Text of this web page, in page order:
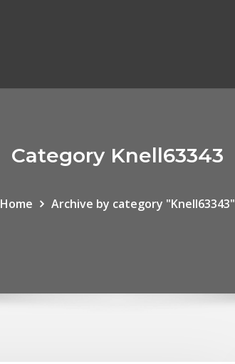
Category Knell63343
Home Archive by category "Knell63343"